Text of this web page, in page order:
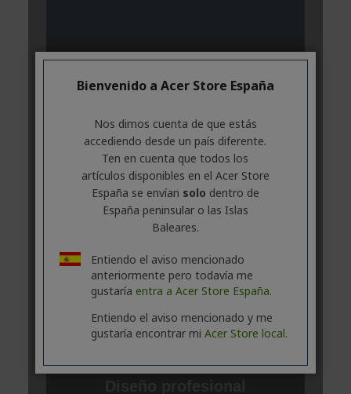
Bienvenido a Acer Store España
Nos dimos cuenta de que estás
accediendo desde un país diferente.
Ten en cuenta que todos los
artículos disponibles en el Acer Store
España se envían solo dentro de
España peninsular o las Islas
Baleares.
Entiendo el aviso mencionado
anteriormente pero todavía me
gustaría entra a Acer Store España.
Entiendo el aviso mencionado y me
gustaría encontrar mi Acer Store local.